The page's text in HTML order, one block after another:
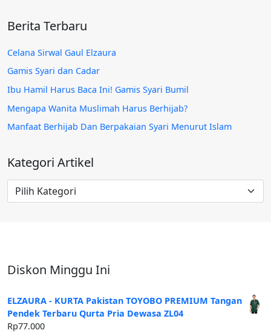
Berita Terbaru
Celana Sirwal Gaul Elzaura
Gamis Syari dan Cadar
Ibu Hamil Harus Baca Ini! Gamis Syari Bumil
Mengapa Wanita Muslimah Harus Berhijab?
Manfaat Berhijab Dan Berpakaian Syari Menurut Islam
Kategori Artikel
Kategori
Artikel
Diskon Minggu Ini
ELZAURA - KURTA Pakistan TOYOBO PREMIUM Tangan
Pendek Terbaru Qurta Pria Dewasa ZL04
Rp77.000